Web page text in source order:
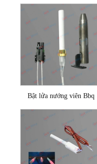
Bật lửa nướng viên Bbq